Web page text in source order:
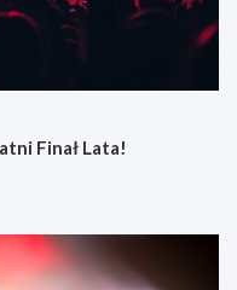
Finał Lata!